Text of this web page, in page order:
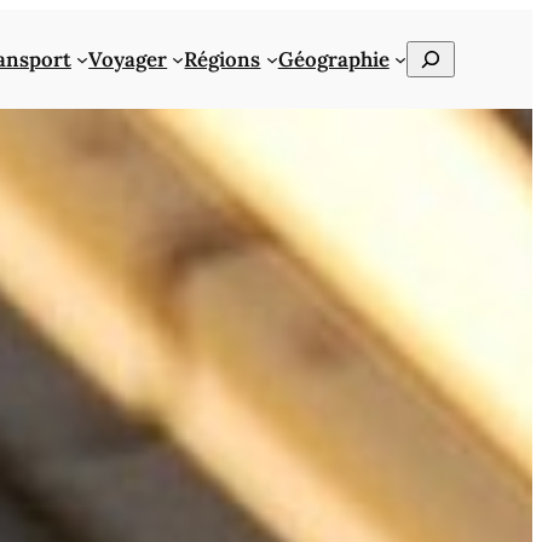
Voyager Régions Géographie Rechercher